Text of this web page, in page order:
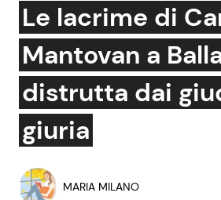
News e Cronaca
Attualità Italiana
Dal Mondo
Economia
Le lacrime di
Mantovan a
distrutta dai
giuria
MARIA MILANO